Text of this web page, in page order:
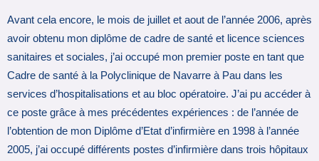
Avant cela encore, le mois de juillet et aout de l’année 2006, après
avoir obtenu mon diplôme de cadre de santé et licence sciences
sanitaires et sociales, j’ai occupé mon premier poste en tant que
Cadre de santé à la Polyclinique de Navarre à Pau dans les
services d’hospitalisations et au bloc opératoire. J’ai pu accéder à
ce poste grâce à mes précédentes expériences : de l’année de
l’obtention de mon Diplôme d’Etat d’infirmière en 1998 à l’année
2005, j’ai occupé différents postes d’infirmière dans trois hôpitaux